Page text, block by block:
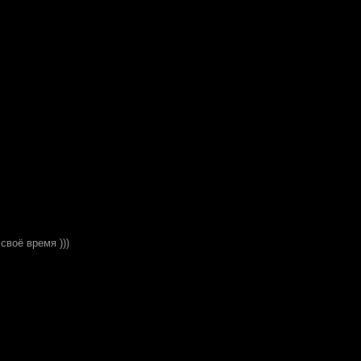
время )))